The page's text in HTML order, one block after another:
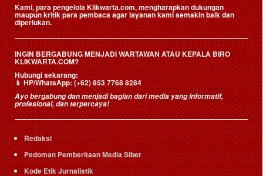
Kami, para pengelola Klikwarta.com, mengharapkan dukungan
maupun kritik para pembaca agar layanan kami semakin baik dan
diperlukan.
INGIN BERGABUNG MENJADI WARTAWAN ATAU KEPALA BIRO
KLIKWARTA.COM?
Hubungi sekarang:
📱HP/WhatsApp:(+62) 853 7768 8284
Ayo bergabung dan menjadi bagian dari media yang informatif,
profesional, dan terpercaya!
Redaksi
Pedoman Pemberitaan Media Siber
Kode Etik Jurnalistik